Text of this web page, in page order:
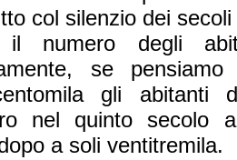
col silenzio dei
il numero degli
se
gli
nel quinto secolo
a soli ventitremila.